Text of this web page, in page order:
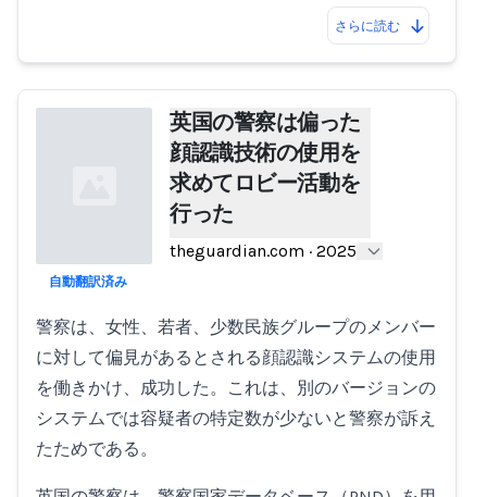
さらに読む
英国の警察は偏った
顔認識技術の使用を
求めてロビー活動を
行った
theguardian.com · 2025
自動翻訳済み
警察は、女性、若者、少数民族グループのメンバー
に対して偏見があるとされる顔認識システムの使用
を働きかけ、成功した。これは、別のバージョンの
システムでは容疑者の特定数が少ないと警察が訴え
たためである。